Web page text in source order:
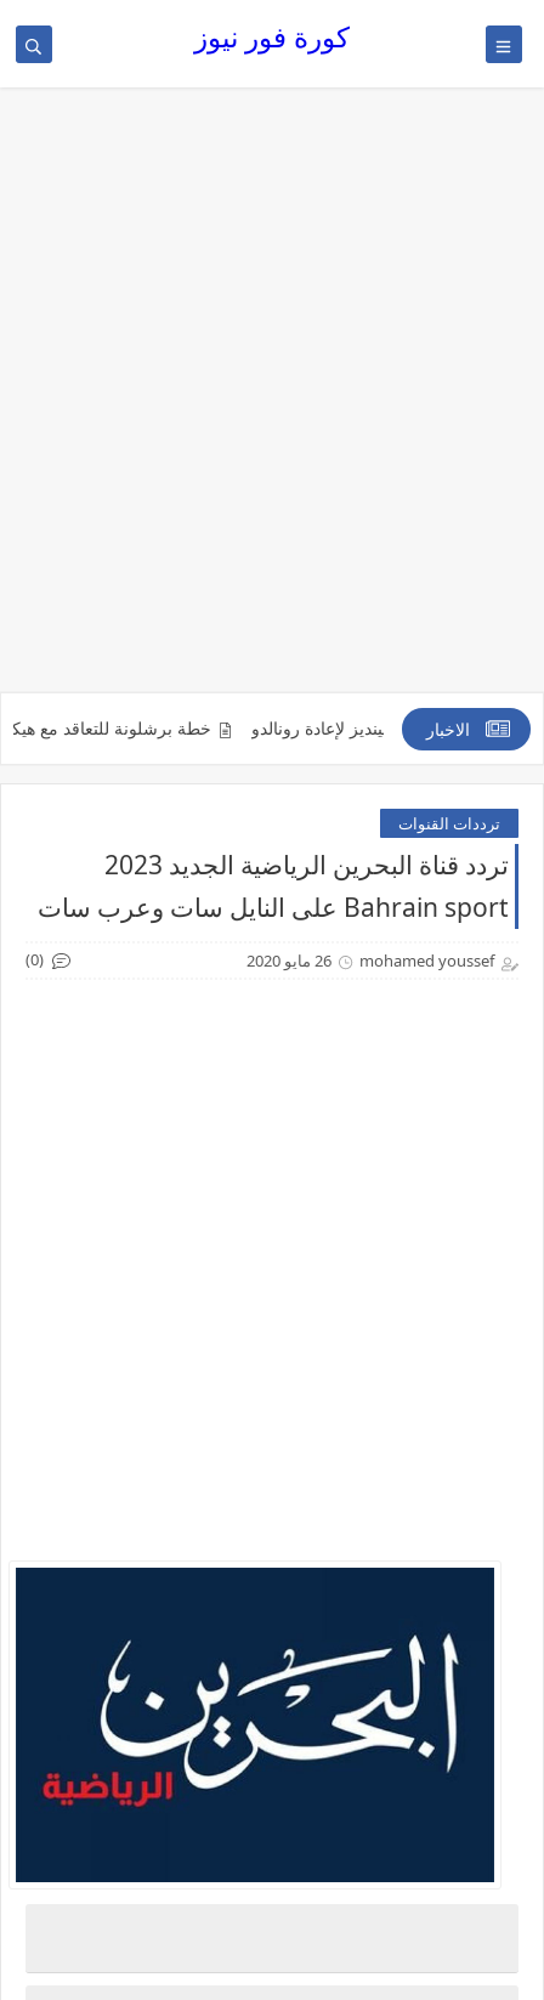
كورة فور نيوز
الاخبار
يونايتد ومينديز لإعادة رونالدو خطة برشلونة للتعاقد مع هيكتور
ترددات القنوات
تردد قناة البحرين الرياضية الجديد 2023
Bahrain sport على النايل سات وعرب سات
mohamed youssef 26 مايو 2020 (0)